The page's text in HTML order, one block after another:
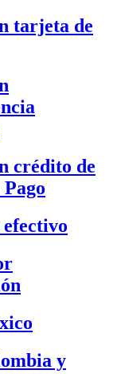
tarjeta de
crédito de
y